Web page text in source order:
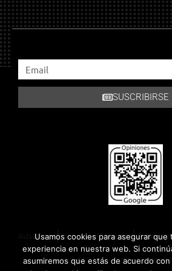
SUSCRIBIRSE
Aviso LegalPolítica de Privacidad Política
Copyright 2018 © Todos los
Usamos cookies para asegurar que
experiencia en nuestra web. Si
asumiremos que estás de acuerdo con